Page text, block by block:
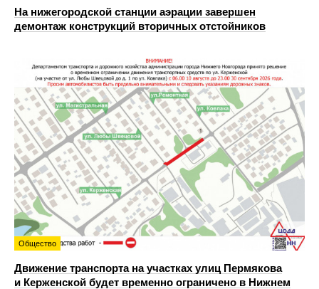
На нижегородской станции аэрации завершен
демонтаж конструкций вторичных отстойников
Общество
Движение транспорта на участках улиц Пермякова
и Керженской будет временно ограничено в Нижнем